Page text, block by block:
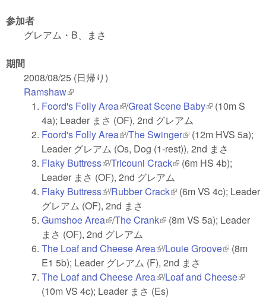
参加者
グレアム・B、まさ
期間
2008/08/25 (日帰り)
Ramshaw(link is external)
Foord's Folly Area(link is external)
/Great Scene Baby(link is
(10m S
4a); Leader まさ (OF), 2nd グレアム
Foord's Folly Area(link is external)
/The Swinger(link is external)
(12m HVS 5a);
Leader グレアム (Os, Dog (1-rest)), 2nd まさ
Flaky Buttress(link is external)
/Tricouni Crack(link is external)
(6m HS 4b);
Leader まさ (OF), 2nd グレアム
Flaky Buttress(link is external)
/Rubber Crack(link is external)
(6m VS 4c); Leader
グレアム (OF), 2nd まさ
Gumshoe Area(link is external)
/The Crank(link is external)
(8m VS 5a); Leader
まさ (OF), 2nd グレアム
The Loaf and Cheese Area(link is external)
/Louie Groove(link is
(8m
E1 5b); Leader グレアム (F), 2nd まさ
The Loaf and Cheese Area(link is external)
/Loaf and Cheese(link is
(10m VS 4c); Leader まさ (Es)